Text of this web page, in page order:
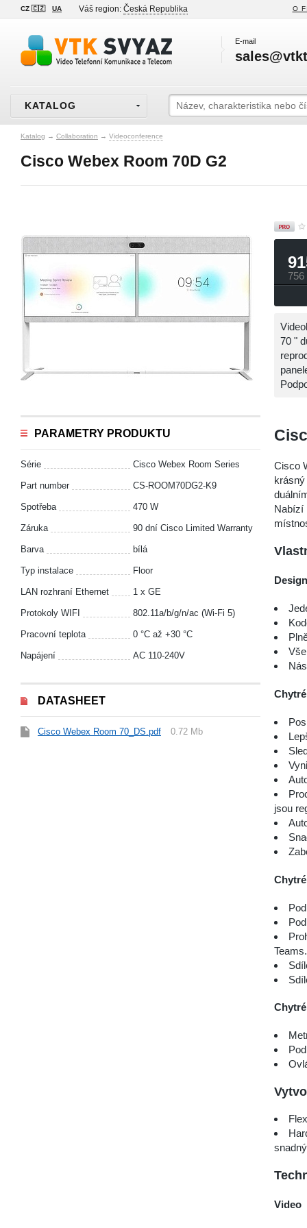
CZ 🇨🇿 UA Váš region: Česká Republika O
E-mail
KATALOG
Katalog → Collaboration → Videoconference
Cisco Webex Room 70D G2
PARAMETRY PRODUKTU
Série Cisco Webex Room Series
Part number CS-ROOM70DG2-K9
Spotřeba 470 W
Záruka 90 dní Cisco Limited Warranty
Barva bílá
Typ instalace Floor
LAN rozhraní Ethernet 1 x GE
Protokoly WIFI 802.11a/b/g/n/ac (Wi-Fi 5)
Pracovní teplota 0 °С až +30 °С
Napájení AC 110-240V
DATASHEET
Cisco Webex Room 70_DS.pdf 0.72 Mb
70 "
Cisco
Nabízí
jsou
Video